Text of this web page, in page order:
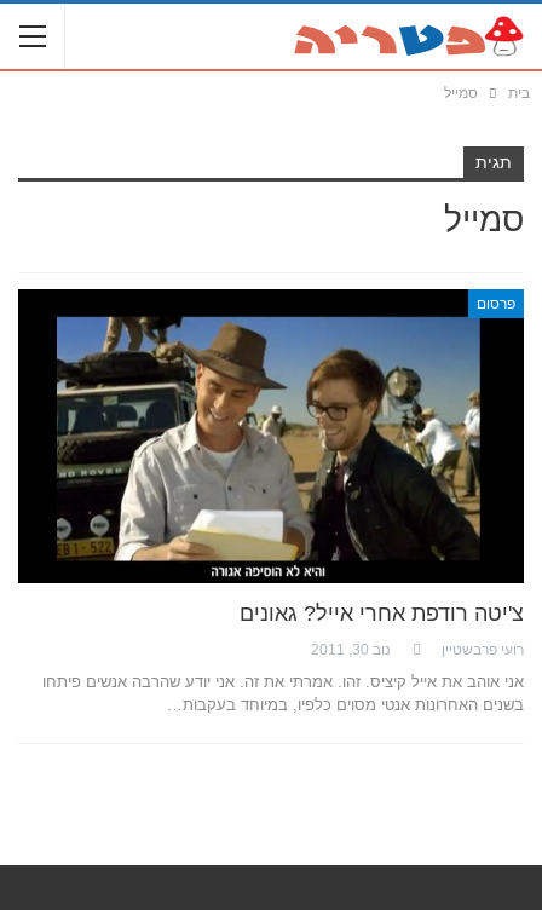
בית סמייל
תגית
סמייל
פרסום
צ'יטה רודפת אחרי אייל? גאונים
רועי פרבשטיין נוב 30, 2011
אני אוהב את אייל קיציס. זהו. אמרתי את זה. אני יודע שהרבה אנשים פיתחו
בשנים האחרונות אנטי מסוים כלפיו, במיוחד בעקבות…